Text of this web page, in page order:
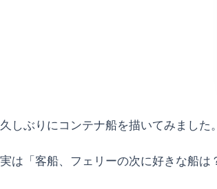
久しぶりにコンテナ船を描いてみました。
実は「客船、フェリーの次に好きな船は